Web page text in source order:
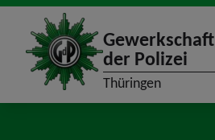
site_logo
Gewerkschaft
der Polizei
Thüringen